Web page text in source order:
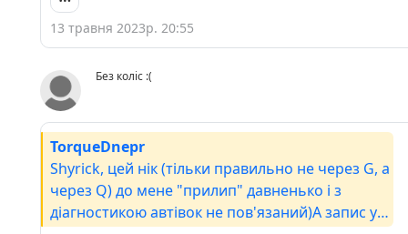
13 травня 2023р. 20:55
Без коліс :(
TorqueDnepr
Shyrick, цей нік (тільки правильно не через G, a
через Q) до мене "прилип" давненько і з
діагностикою автівок не пов'язаний)А запис у